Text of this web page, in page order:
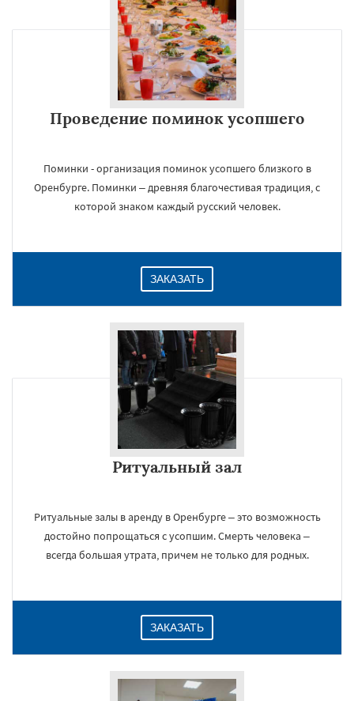
Проведение поминок усопшего
Поминки - организация поминок усопшего близкого в
Оренбурге. Поминки – древняя благочестивая традиция, с
которой знаком каждый русский человек.
ЗАКАЗАТЬ
Ритуальный зал
Ритуальные залы в аренду в Оренбурге – это возможность
достойно попрощаться с усопшим. Смерть человека –
всегда большая утрата, причем не только для родных.
ЗАКАЗАТЬ